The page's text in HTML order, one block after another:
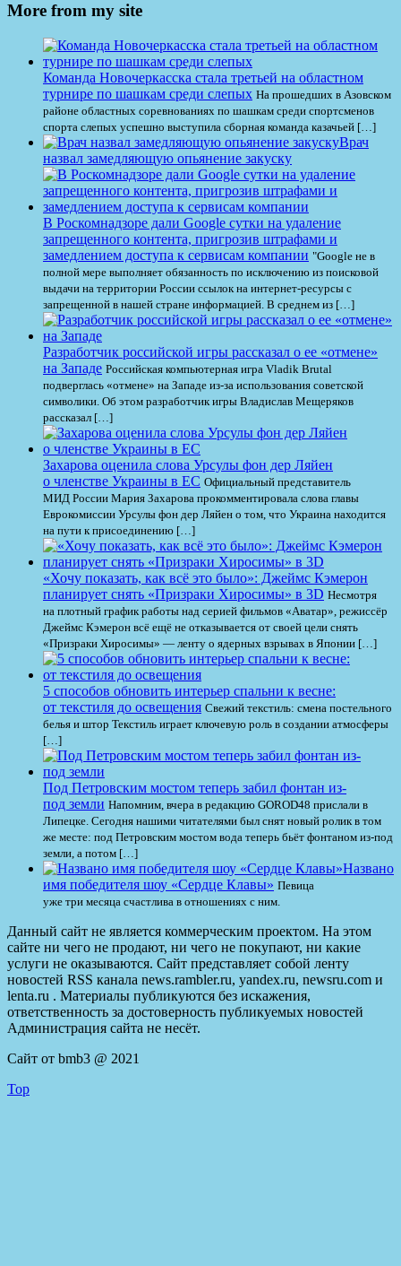
More from my site
Команда Новочеркасска стала третьей на областном
турнире по шашкам среди слепых На прошедших в Азовском
районе областных соревнованиях по шашкам среди спортсменов
спорта слепых успешно выступила сборная команда казачьей […]
Врач
назвал замедляющую опьянение закуску
В Роскомнадзоре дали Google сутки на удаление
запрещенного контента, пригрозив штрафами и
замедлением доступа к сервисам компании "Google не в
полной мере выполняет обязанность по исключению из поисковой
выдачи на территории России ссылок на интернет-ресурсы с
запрещенной в нашей стране информацией. В среднем из […]
Разработчик российской игры рассказал о ее «отмене»
на Западе Российская компьютерная игра Vladik Brutal
подверглась «отмене» на Западе из-за использования советской
символики. Об этом разработчик игры Владислав Мещеряков
рассказал […]
Захарова оценила слова Урсулы фон дер Ляйен
о членстве Украины в ЕС Официальный представитель
МИД России Мария Захарова прокомментировала слова главы
Еврокомиссии Урсулы фон дер Ляйен о том, что Украина находится
на пути к присоединению […]
«Хочу показать, как всё это было»: Джеймс Кэмерон
планирует снять «Призраки Хиросимы» в 3D Несмотря
на плотный график работы над серией фильмов «Аватар», режиссёр
Джеймс Кэмерон всё ещё не отказывается от своей цели снять
«Призраки Хиросимы» — ленту о ядерных взрывах в Японии […]
5 способов обновить интерьер спальни к весне:
от текстиля до освещения Свежий текстиль: смена постельного
белья и штор Текстиль играет ключевую роль в создании атмосферы
[…]
Под Петровским мостом теперь забил фонтан из-
под земли Напомним, вчера в редакцию GOROD48 прислали в
Липецке. Сегодня нашими читателями был снят новый ролик в том
же месте: под Петровским мостом вода теперь бьёт фонтаном из-под
земли, а потом […]
Названо
имя победителя шоу «Сердце Клавы» Певица
уже три месяца счастлива в отношениях с ним.
Данный сайт не является коммерческим проектом. На этом
сайте ни чего не продают, ни чего не покупают, ни какие
услуги не оказываются. Сайт представляет собой ленту
новостей RSS канала news.rambler.ru, yandex.ru, newsru.com и
lenta.ru . Материалы публикуются без искажения,
ответственность за достоверность публикуемых новостей
Администрация сайта не несёт.
Сайт от bmb3 @ 2021
Top